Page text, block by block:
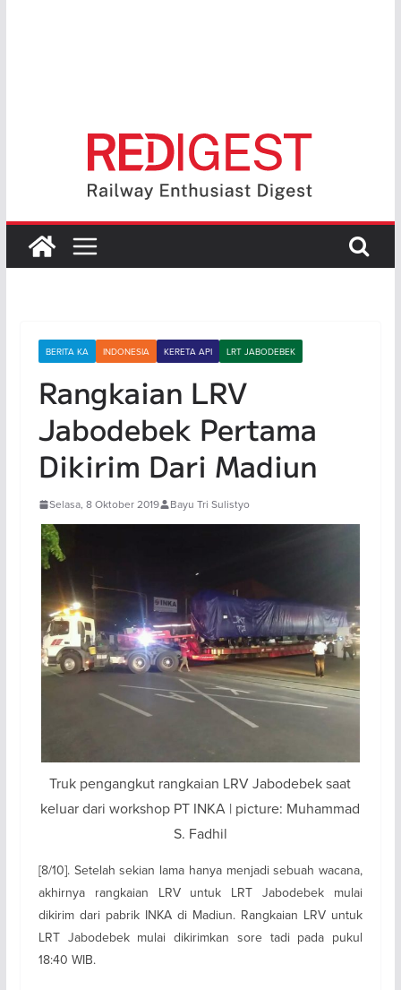
BERITA KA INDONESIA KERETA API LRT JABODEBEK
Rangkaian LRV
Jabodebek Pertama
Dikirim Dari Madiun
Selasa, 8 Oktober 2019 Bayu Tri Sulistyo
Truk pengangkut rangkaian LRV Jabodebek saat
keluar dari workshop PT INKA | picture: Muhammad
S. Fadhil
[8/10]. Setelah sekian lama hanya menjadi sebuah wacana,
akhirnya rangkaian LRV untuk LRT Jabodebek mulai
dikirim dari pabrik INKA di Madiun. Rangkaian LRV untuk
LRT Jabodebek mulai dikirimkan sore tadi pada pukul
18:40 WIB.